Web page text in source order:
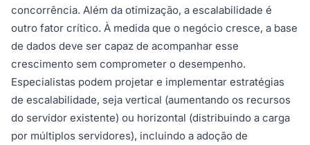
concorrência. Além da otimização, a escalabilidade é
outro fator crítico. À medida que o negócio cresce, a base
de dados deve ser capaz de acompanhar esse
crescimento sem comprometer o desempenho.
Especialistas podem projetar e implementar estratégias
de escalabilidade, seja vertical (aumentando os recursos
do servidor existente) ou horizontal (distribuindo a carga
por múltiplos servidores), incluindo a adoção de